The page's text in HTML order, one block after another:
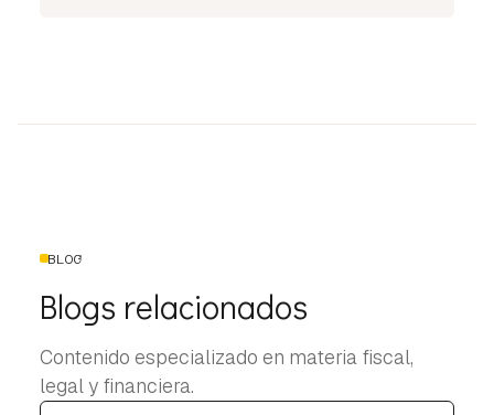
BLOG
Blogs relacionados
Contenido especializado en materia fiscal,
legal y financiera.